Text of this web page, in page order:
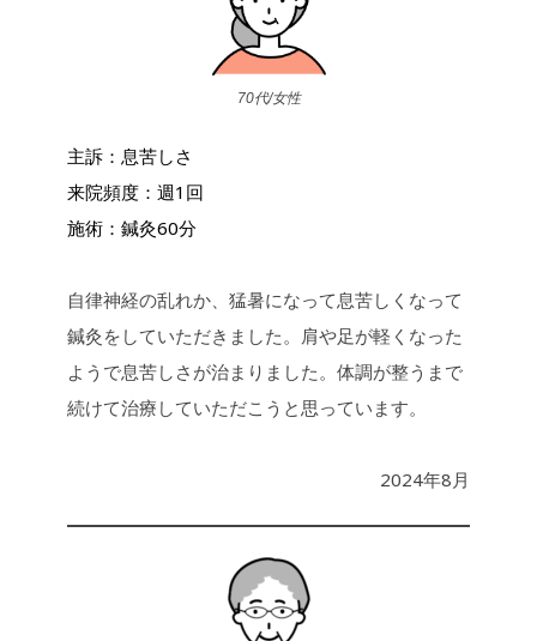
70代/女性
主訴：息苦しさ
来院頻度：週1回
施術：鍼灸60分
自律神経の乱れか、猛暑になって息苦しくなって
鍼灸をしていただきました。肩や足が軽くなった
ようで息苦しさが治まりました。体調が整うまで
続けて治療していただこうと思っています。
2024年8月